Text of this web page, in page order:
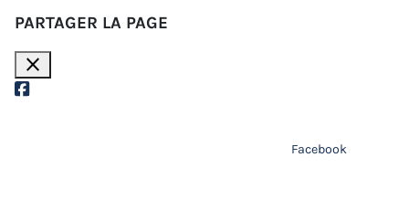
PARTAGER LA PAGE
close
Facebook